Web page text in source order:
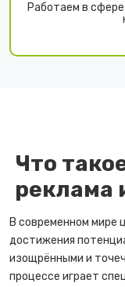
Работаем в
Что
реклама
В современном мире
достижения
изощрёнными и
процессе играет